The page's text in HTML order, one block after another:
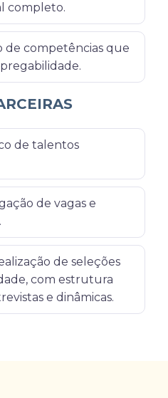
completo.
de competências que
de talentos
de vagas e
de seleções
com estrutura
e dinâmicas.